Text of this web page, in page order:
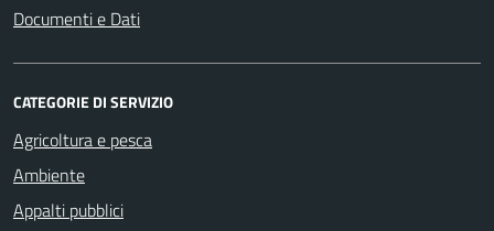
Documenti e Dati
CATEGORIE DI SERVIZIO
Agricoltura e pesca
Ambiente
Appalti pubblici